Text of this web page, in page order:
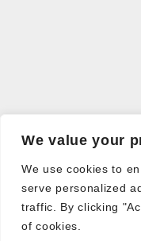
We value your
We use cookies to
serve personalized
traffic. By clicking
of cookies.